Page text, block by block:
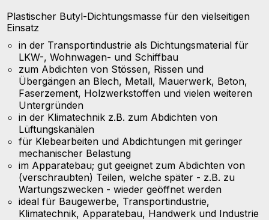
Plastischer Butyl-Dichtungsmasse für den vielseitigen
Einsatz
in der Transportindustrie als Dichtungsmaterial für
LKW-, Wohnwagen- und Schiffbau
zum Abdichten von Stössen, Rissen und
Übergängen an Blech, Metall, Mauerwerk, Beton,
Faserzement, Holzwerkstoffen und vielen weiteren
Untergründen
in der Klimatechnik z.B. zum Abdichten von
Lüftungskanälen
für Klebearbeiten und Abdichtungen mit geringer
mechanischer Belastung
im Apparatebau; gut geeignet zum Abdichten von
(verschraubten) Teilen, welche später - z.B. zu
Wartungszwecken - wieder geöffnet werden
ideal für Baugewerbe, Transportindustrie,
Klimatechnik, Apparatebau, Handwerk und Industrie